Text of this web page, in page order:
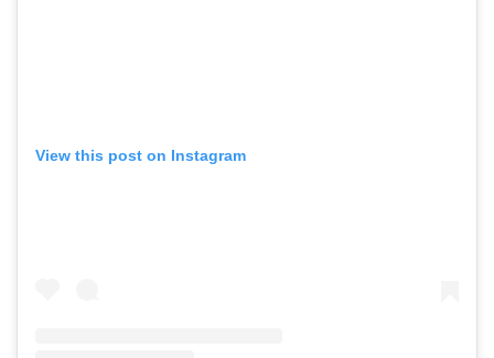
View this post on Instagram